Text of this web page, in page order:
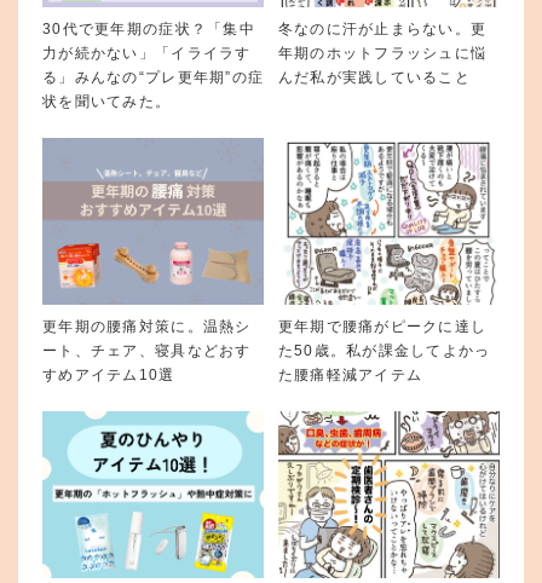
30代で更年期の症状？「集中
力が続かない」「イライラす
る」みんなの“プレ更年期”の症
状を聞いてみた。
冬なのに汗が止まらない。更
年期のホットフラッシュに悩
んだ私が実践していること
更年期の腰痛対策に。温熱シ
ート、チェア、寝具などおす
すめアイテム10選
更年期で腰痛がピークに達し
た50歳。私が課金してよかっ
た腰痛軽減アイテム